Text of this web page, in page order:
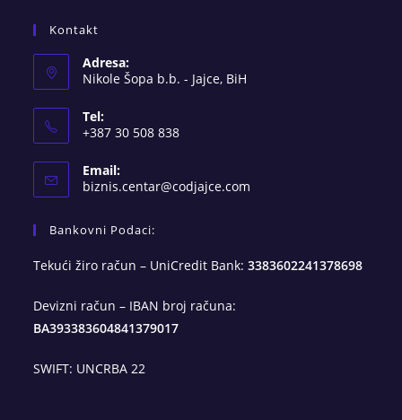
Kontakt
Adresa:
Nikole Šopa b.b. - Jajce, BiH
Tel:
+387 30 508 838
Email:
biznis.centar@codjajce.com
Bankovni Podaci:
Tekući žiro račun – UniCredit Bank:3383602241378698
Devizni račun – IBAN broj računa:
BA393383604841379017
SWIFT: UNCRBA 22